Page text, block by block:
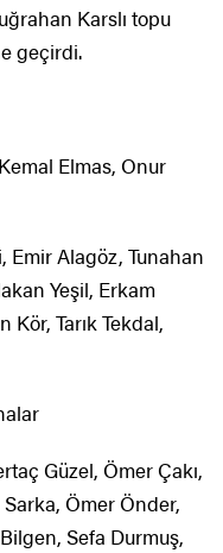
Karslı topu
geçirdi.
Elmas, Onur
Emir Alagöz, Tunahan
Yeşil, Erkam
Kör, Tarık Tekdal,
Güzel, Ömer Çakı,
Ömer Önder,
Sefa Durmuş,